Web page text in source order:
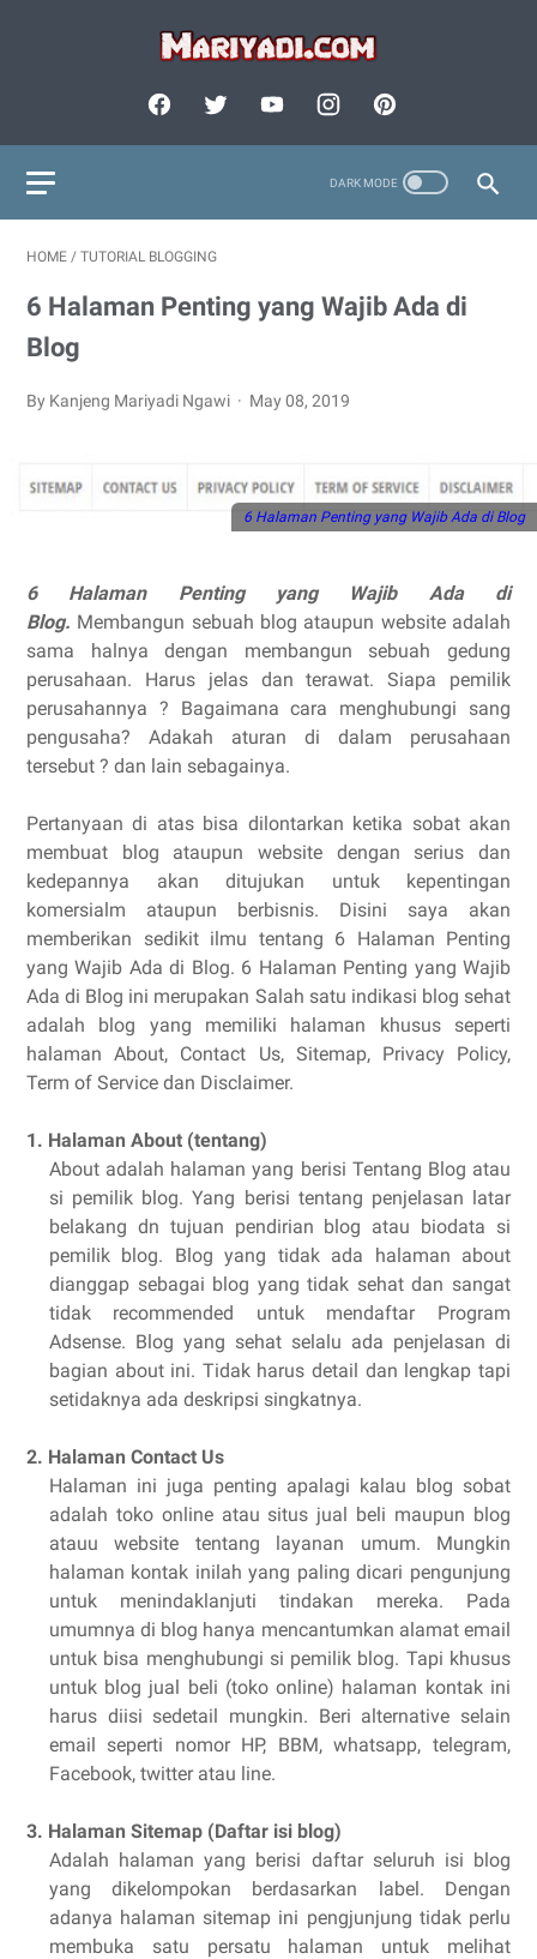
HOME / TUTORIAL BLOGGING
6 Halaman Penting yang Wajib Ada di
Blog
By Kanjeng Mariyadi Ngawi May 08, 2019
6 Halaman Penting yang Wajib Ada di Blog
6 Halaman Penting yang Wajib Ada di
Blog. Membangun sebuah blog ataupun website adalah
sama halnya dengan membangun sebuah gedung
perusahaan. Harus jelas dan terawat. Siapa pemilik
perusahannya ? Bagaimana cara menghubungi sang
pengusaha? Adakah aturan di dalam perusahaan
tersebut ? dan lain sebagainya.
Pertanyaan di atas bisa dilontarkan ketika sobat akan
membuat blog ataupun website dengan serius dan
kedepannya akan ditujukan untuk kepentingan
komersialm ataupun berbisnis. Disini saya akan
memberikan sedikit ilmu tentang 6 Halaman Penting
yang Wajib Ada di Blog. 6 Halaman Penting yang Wajib
Ada di Blog ini merupakan Salah satu indikasi blog sehat
adalah blog yang memiliki halaman khusus seperti
halaman About, Contact Us, Sitemap, Privacy Policy,
Term of Service dan Disclaimer.
1. Halaman About (tentang)
About adalah halaman yang berisi Tentang Blog atau
si pemilik blog. Yang berisi tentang penjelasan latar
belakang dn tujuan pendirian blog atau biodata si
pemilik blog. Blog yang tidak ada halaman about
dianggap sebagai blog yang tidak sehat dan sangat
tidak recommended untuk mendaftar Program
Adsense. Blog yang sehat selalu ada penjelasan di
bagian about ini. Tidak harus detail dan lengkap tapi
setidaknya ada deskripsi singkatnya.
2. Halaman Contact Us
Halaman ini juga penting apalagi kalau blog sobat
adalah toko online atau situs jual beli maupun blog
atauu website tentang layanan umum. Mungkin
halaman kontak inilah yang paling dicari pengunjung
untuk menindaklanjuti tindakan mereka. Pada
umumnya di blog hanya mencantumkan alamat email
untuk bisa menghubungi si pemilik blog. Tapi khusus
untuk blog jual beli (toko online) halaman kontak ini
harus diisi sedetail mungkin. Beri alternative selain
email seperti nomor HP, BBM, whatsapp, telegram,
Facebook, twitter atau line.
3. Halaman Sitemap (Daftar isi blog)
Adalah halaman yang berisi daftar seluruh isi blog
yang dikelompokan berdasarkan label. Dengan
adanya halaman sitemap ini pengjunjung tidak perlu
membuka satu persatu halaman untuk melihat